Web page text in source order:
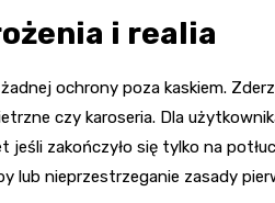
i realia
ochrony poza kaskiem.
czy karoseria. Dla
zakończyło się tylko na
lub nieprzestrzeganie zasady